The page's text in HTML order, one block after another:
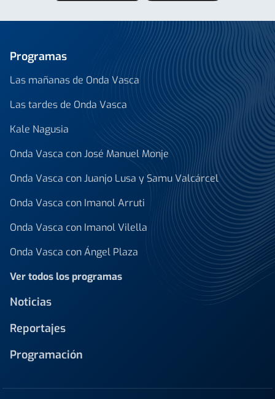
Programas
Las mañanas de Onda Vasca
Las tardes de Onda Vasca
Kale Nagusia
Onda Vasca con José Manuel Monje
Onda Vasca con Juanjo Lusa y Samu Valcárcel
Onda Vasca con Imanol Arruti
Onda Vasca con Imanol Vilella
Onda Vasca con Ángel Plaza
Ver todos los programas
Noticias
Reportajes
Programación